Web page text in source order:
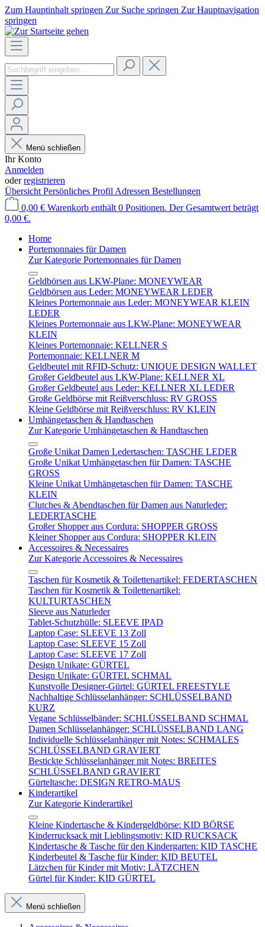
Zum Hauptinhalt springen Zur Suche springen Zur Hauptnavigation
springen
Menü schließen
Ihr Konto
Anmelden
oderregistrieren
Übersicht Persönliches Profil Adressen Bestellungen
0,00 € Warenkorb enthält 0 Positionen. Der Gesamtwert beträgt
0,00 €.
Home
Portemonnaies für Damen
Zur Kategorie Portemonnaies für Damen
Geldbörsen aus LKW-Plane: MONEYWEAR
Geldbörsen aus Leder: MONEYWEAR LEDER
Kleines Portemonnaie aus Leder: MONEYWEAR KLEIN
LEDER
Kleines Portemonnaie aus LKW-Plane: MONEYWEAR
KLEIN
Kleines Portemonnaie: KELLNER S
Portemonnaie: KELLNER M
Geldbeutel mit RFID-Schutz: UNIQUE DESIGN WALLET
Großer Geldbeutel aus LKW-Plane: KELLNER XL
Großer Geldbeutel aus Leder: KELLNER XL LEDER
Große Geldbörse mit Reißverschluss: RV GROSS
Kleine Geldbörse mit Reißverschluss: RV KLEIN
Umhängetaschen & Handtaschen
Zur Kategorie Umhängetaschen & Handtaschen
Große Unikat Damen Ledertaschen: TASCHE LEDER
Große Unikat Umhängetaschen für Damen: TASCHE
GROSS
Kleine Unikat Umhängetaschen für Damen: TASCHE
KLEIN
Clutches & Abendtaschen für Damen aus Naturleder:
LEDERTASCHE
Großer Shopper aus Cordura: SHOPPER GROSS
Kleiner Shopper aus Cordura: SHOPPER KLEIN
Accessoires & Necessaires
Zur Kategorie Accessoires & Necessaires
Taschen für Kosmetik & Toilettenartikel: FEDERTASCHEN
Taschen für Kosmetik & Toilettenartikel:
KULTURTASCHEN
Sleeve aus Naturleder
Tablet-Schutzhülle: SLEEVE IPAD
Laptop Case: SLEEVE 13 Zoll
Laptop Case: SLEEVE 15 Zoll
Laptop Case: SLEEVE 17 Zoll
Design Unikate: GÜRTEL
Design Unikate: GÜRTEL SCHMAL
Kunstvolle Designer-Gürtel: GÜRTEL FREESTYLE
Nachhaltige Schlüsselanhänger: SCHLÜSSELBAND
KURZ
Vegane Schlüsselbänder: SCHLÜSSELBAND SCHMAL
Damen Schlüsselanhänger: SCHLÜSSELBAND LANG
Individuelle Schlüsselanhänger mit Notes: SCHMALES
SCHLÜSSELBAND GRAVIERT
Bestickte Schlüsselanhänger mit Notes: BREITES
SCHLÜSSELBAND GRAVIERT
Gürteltasche: DESIGN RETRO-MAUS
Kinderartikel
Zur Kategorie Kinderartikel
Kleine Kindertasche & Kindergeldbörse: KID BÖRSE
Kinderrucksack mit Lieblingsmotiv: KID RUCKSACK
Kindertasche & Tasche für den Kindergarten: KID TASCHE
Kinderbeutel & Tasche für Kinder: KID BEUTEL
Lätzchen für Kinder mit Motiv: LÄTZCHEN
Gürtel für Kinder: KID GÜRTEL
Menü schließen